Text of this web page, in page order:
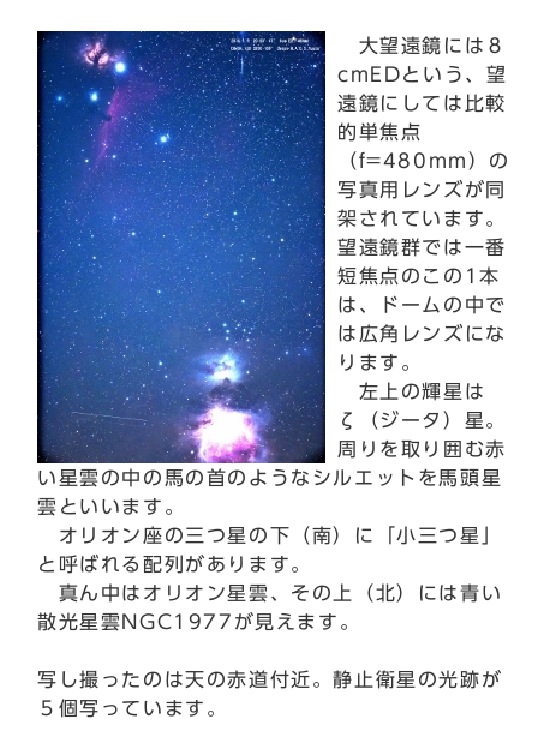
大望遠鏡には８
cmEDという、望
遠鏡にしては比較
的単焦点
（f=480mm）の
写真用レンズが同
架されています。
望遠鏡群では一番
短焦点のこの1本
は、ドームの中で
は広角レンズにな
ります。
左上の輝星は
ζ（ジータ）星。
周りを取り囲む赤
い星雲の中の馬の首のようなシルエットを馬頭星
雲といいます。
オリオン座の三つ星の下（南）に「小三つ星」
と呼ばれる配列があります。
真ん中はオリオン星雲、その上（北）には青い
散光星雲NGC1977が見えます。
写し撮ったのは天の赤道付近。静止衛星の光跡が
５個写っています。